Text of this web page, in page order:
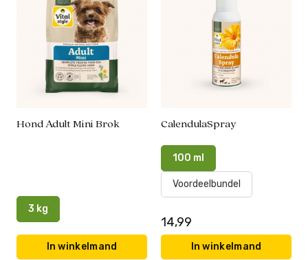
Hond Adult Mini Brok
3 kg
In winkelmand
CalendulaSpray
100 ml
Voordeelbundel
14,99
In winkelmand